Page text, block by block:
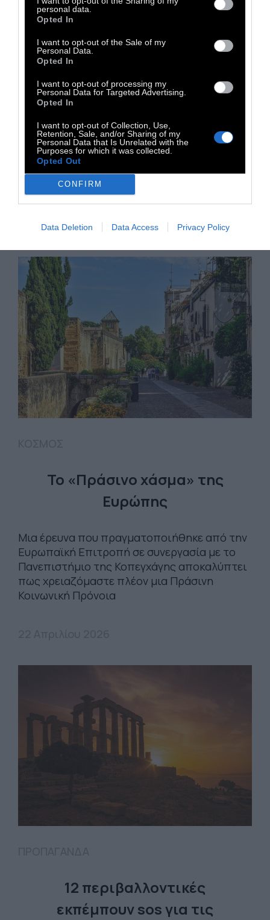
personal data.
Opted In
I want to opt-out of the Sale of my
Personal Data.
Opted In
I want to opt-out of processing my
Personal Data for Targeted Advertising.
Opted In
I want to opt-out of Collection, Use,
Retention, Sale, and/or Sharing of my
Personal Data that Is Unrelated with the
Purposes for which it was collected.
Opted Out
CONFIRM
Data Deletion Data Access Privacy Policy
ΚΟΣΜΟΣ
Mamdani: Ανοίγει δημοτικά
αντιμετωπίσει την ακρίβεια
Ο δήμαρχος της Νέας Υόρκης, Zohran
Mamdani σπεύδει να υλοποιήσει τις
δεσμεύσεις του στις εργαζόμενες
οικογένειες. Και μαζί με τον Μπέρνι Σάντερς
φωνάζει: «Φορολογήστε τους πλούσιους»
22 Απριλίου 2026
Το «Πράσινο χάσμα» της
Ευρώπης
Μια έρευνα που πραγματοποιήθηκε από την
Ευρωπαϊκή Επιτροπή σε συνεργασία με το
Πανεπιστήμιο της Κοπεγχάγης αποκαλύπτει
πως χρειαζόμαστε πλέον μια Πράσινη
Κοινωνική Πρόνοια
12 περιβαλλοντικές
εκπέμπουν sos για τις